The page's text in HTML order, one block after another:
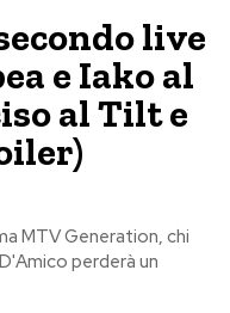
live
e Iako al
al Tilt e
MTV Generation, chi
perderà un